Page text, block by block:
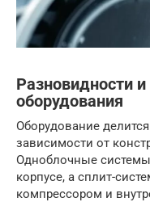
Разновидности
оборудования
Оборудование
зависимости от
Одноблочные
корпусе, а сплит-
компрессором и